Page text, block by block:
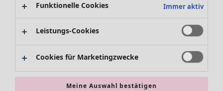
Funktionelle Cookies Immer aktiv
Leistungs-Cookies
Cookies für Marketingzwecke
Meine Auswahl bestätigen